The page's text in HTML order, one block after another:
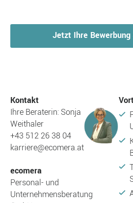
Kontakt
Ihre Beraterin: Sonja
Weithaler
+43 512 26 38 04
karriere@ecomera.at
ecomera
Personal- und
Unternehmensberatung
Jetzt Ihre Bewerbung